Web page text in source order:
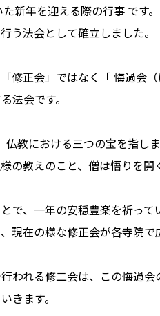
新年を迎える際の行事 です。
う法会として確立しました。
修正会」ではなく「 悔過会
法会です。
教における三つの宝を指しま
の教えのこと、僧は悟りを開
で、一年の安穏豊楽を祈って
現在の様な修正会が各寺院で
われる修二会は、この悔過会
きます。